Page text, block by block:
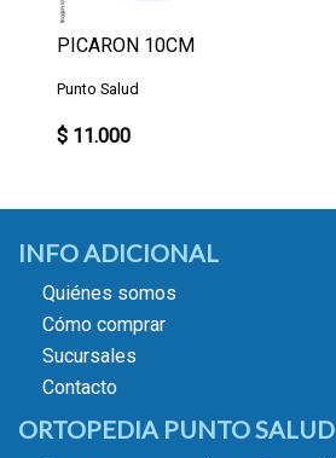
PICARON 10CM
Punto Salud
$ 11.000
INFO ADICIONAL
Quiénes somos
Cómo comprar
Sucursales
Contacto
ORTOPEDIA PUNTO SALUD